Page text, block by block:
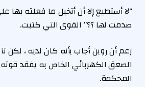
“لا أستطيع إلا أن أتخيل ما فعلته
صدمت لها ؟؟” القوى التي كتبت.
زعم أن روبن أجاب بأنه كان لديه ، لكن
الصعق الكهربائي الخاص به يفقد
المحكمة.